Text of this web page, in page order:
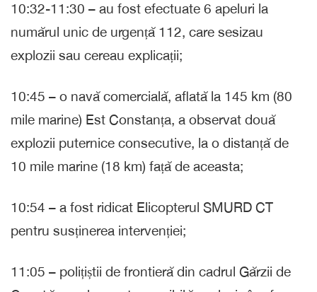
10:32-11:30 – au fost efectuate 6 apeluri la
numărul unic de urgență 112, care sesizau
explozii sau cereau explicații;
10:45 – o navă comercială, aflată la 145 km (80
mile marine) Est Constanța, a observat două
explozii puternice consecutive, la o distanță de
10 mile marine (18 km) față de aceasta;
10:54 – a fost ridicat Elicopterul SMURD CT
pentru susținerea intervenției;
11:05 – polițiștii de frontieră din cadrul Gărzii de